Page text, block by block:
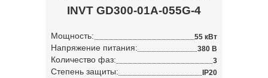
INVT GD300-01A-055G-4
Мощность: 55 кВт
Напряжение питания: 380 В
Количество фаз: 3
Степень защиты: IP20